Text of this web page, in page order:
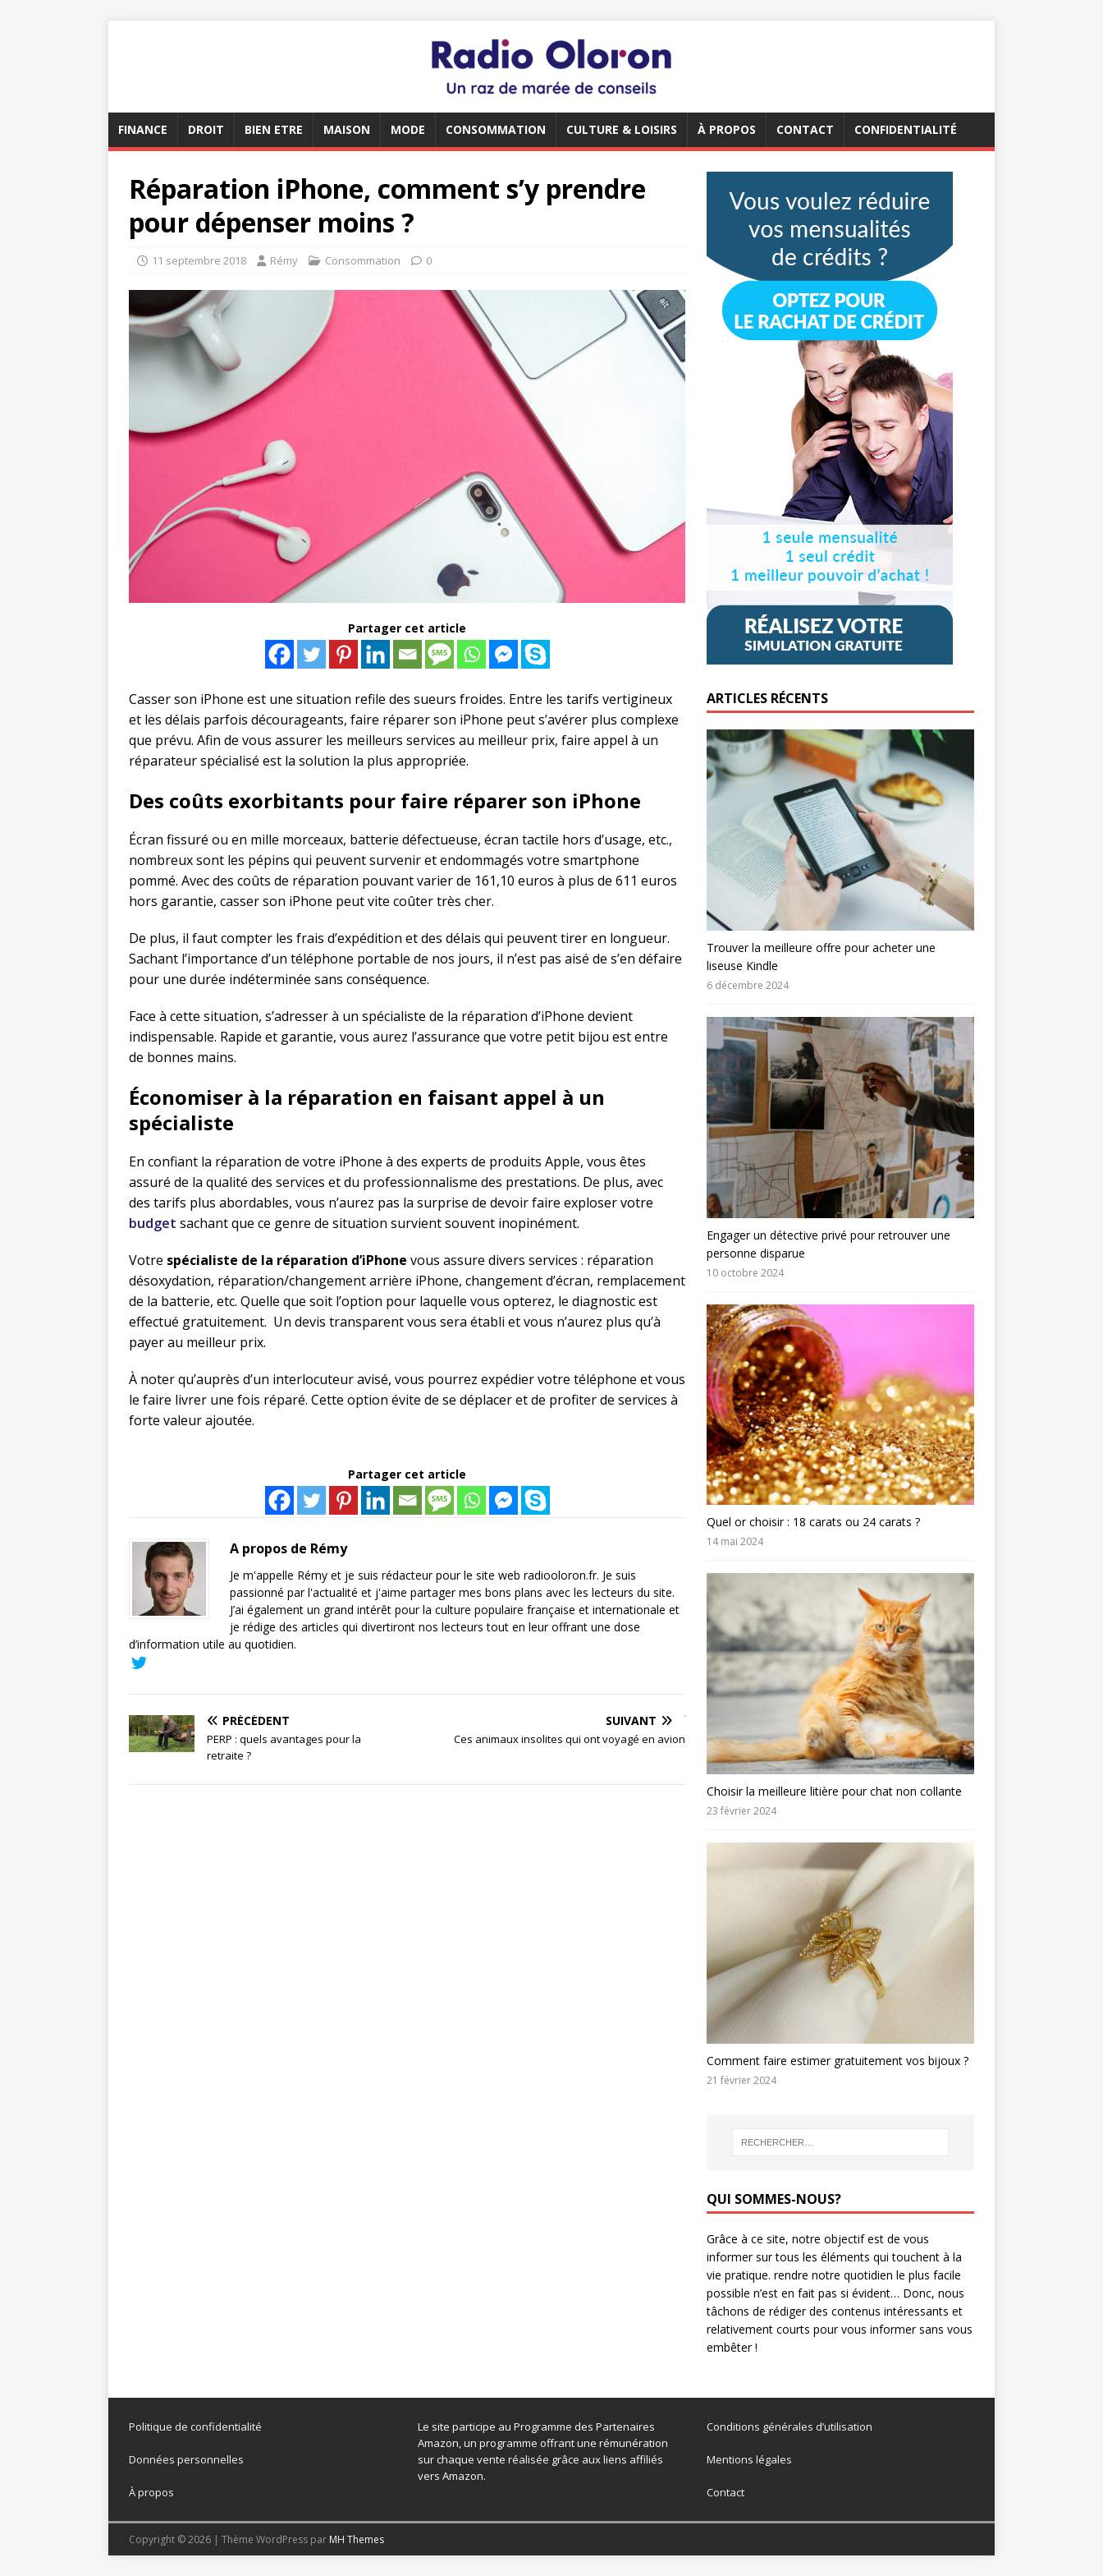
FINANCE DROIT BIEN ETRE MAISON MODE CONSOMMATION CULTURE & LOISIRS À PROPOS CONTACT CONFIDENTIALITÉ
Réparation iPhone, comment s’y prendre
pour dépenser moins ?
11 septembre 2018 Rémy Consommation 0
Partager cet article
Casser son iPhone est une situation refile des sueurs froides. Entre les tarifs vertigineux
et les délais parfois décourageants, faire réparer son iPhone peut s’avérer plus complexe
que prévu. Afin de vous assurer les meilleurs services au meilleur prix, faire appel à un
réparateur spécialisé est la solution la plus appropriée.
Des coûts exorbitants pour faire réparer son iPhone
Écran fissuré ou en mille morceaux, batterie défectueuse, écran tactile hors d’usage, etc.,
nombreux sont les pépins qui peuvent survenir et endommagés votre smartphone
pommé. Avec des coûts de réparation pouvant varier de 161,10 euros à plus de 611 euros
hors garantie, casser son iPhone peut vite coûter très cher.
De plus, il faut compter les frais d’expédition et des délais qui peuvent tirer en longueur.
Sachant l’importance d’un téléphone portable de nos jours, il n’est pas aisé de s’en défaire
pour une durée indéterminée sans conséquence.
Face à cette situation, s’adresser à un spécialiste de la réparation d’iPhone devient
indispensable. Rapide et garantie, vous aurez l’assurance que votre petit bijou est entre
de bonnes mains.
Économiser à la réparation en faisant appel à un
spécialiste
En confiant la réparation de votre iPhone à des experts de produits Apple, vous êtes
assuré de la qualité des services et du professionnalisme des prestations. De plus, avec
des tarifs plus abordables, vous n’aurez pas la surprise de devoir faire exploser votre
budget sachant que ce genre de situation survient souvent inopinément.
Votre spécialiste de la réparation d’iPhone vous assure divers services : réparation
désoxydation, réparation/changement arrière iPhone, changement d’écran, remplacement
de la batterie, etc. Quelle que soit l’option pour laquelle vous opterez, le diagnostic est
effectué gratuitement. Un devis transparent vous sera établi et vous n’aurez plus qu’à
payer au meilleur prix.
À noter qu’auprès d’un interlocuteur avisé, vous pourrez expédier votre téléphone et vous
le faire livrer une fois réparé. Cette option évite de se déplacer et de profiter de services à
forte valeur ajoutée.
Partager cet article
A propos de Rémy
Je m'appelle Rémy et je suis rédacteur pour le site web radiooloron.fr. Je suis
passionné par l'actualité et j'aime partager mes bons plans avec les lecteurs du site.
J’ai également un grand intérêt pour la culture populaire française et internationale et
je rédige des articles qui divertiront nos lecteurs tout en leur offrant une dose
d’information utile au quotidien.
PRÉCÉDENT
PERP : quels avantages pour la
retraite ?
SUIVANT
Ces animaux insolites qui ont voyagé en avion
ARTICLES RÉCENTS
Trouver la meilleure offre pour acheter une
liseuse Kindle
6 décembre 2024
Engager un détective privé pour retrouver une
personne disparue
10 octobre 2024
Quel or choisir : 18 carats ou 24 carats ?
14 mai 2024
Choisir la meilleure litière pour chat non collante
23 février 2024
Comment faire estimer gratuitement vos bijoux ?
21 février 2024
QUI SOMMES-NOUS?
Grâce à ce site, notre objectif est de vous
informer sur tous les éléments qui touchent à la
vie pratique. rendre notre quotidien le plus facile
possible n’est en fait pas si évident… Donc, nous
tâchons de rédiger des contenus intéressants et
relativement courts pour vous informer sans vous
embêter !
Politique de confidentialité
Données personnelles
À propos
Le site participe au Programme des Partenaires
Amazon, un programme offrant une rémunération
sur chaque vente réalisée grâce aux liens affiliés
vers Amazon.
Conditions générales d’utilisation
Mentions légales
Contact
Copyright © 2026 | Thème WordPress par MH Themes